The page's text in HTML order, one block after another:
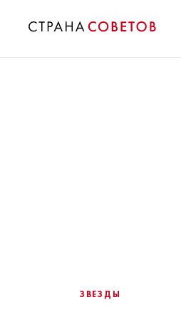
ЗВЕЗДЫ